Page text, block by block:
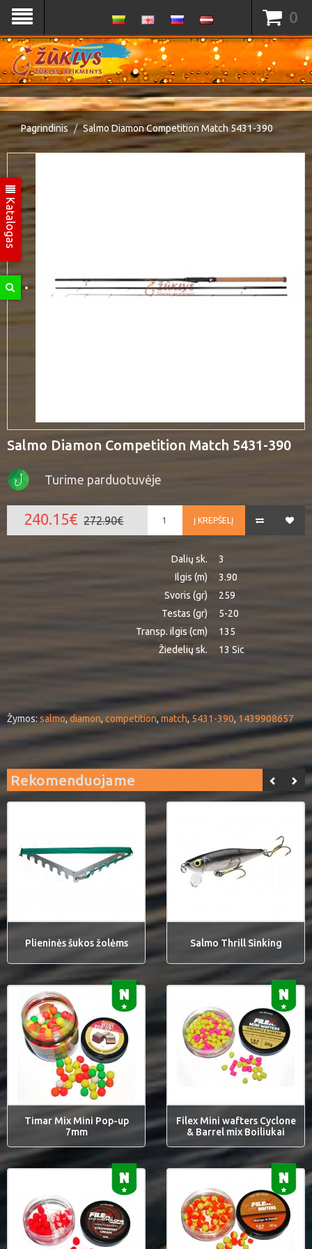
Katalogas
0
Pagrindinis Salmo Diamon Competition Match 5431-390
Salmo Diamon Competition Match 5431-390
Turime parduotuvėje
Į KREPŠELĮ
240.15€ 272.90€
Dalių sk.
3
Ilgis (m)
3.90
Svoris (gr)
259
Testas (gr)
5-20
Transp. ilgis (cm)
135
Žiedelių sk.
13 Sic
Žymos: salmo,diamon, competition, match, 5431-390, 1439908657
Rekomenduojame
Plieninės šukos žolėms Salmo Thrill Sinking
Timar Mix Mini Pop-up
7mm
Filex Mini wafters Cyclone
& Barrel mix Boiliukai